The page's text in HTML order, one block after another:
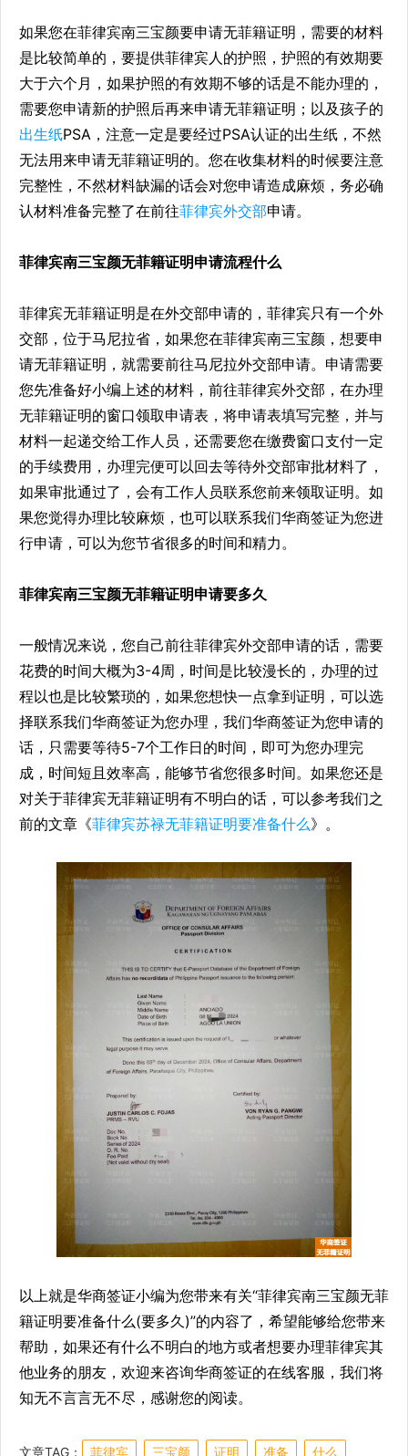
如果您在菲律宾南三宝颜要申请无菲籍证明，需要的材料
是比较简单的，要提供菲律宾人的护照，护照的有效期要
大于六个月，如果护照的有效期不够的话是不能办理的，
需要您申请新的护照后再来申请无菲籍证明；以及孩子的
出生纸PSA，注意一定是要经过PSA认证的出生纸，不然
无法用来申请无菲籍证明的。您在收集材料的时候要注意
完整性，不然材料缺漏的话会对您申请造成麻烦，务必确
认材料准备完整了在前往菲律宾外交部申请。
菲律宾南三宝颜无菲籍证明申请流程什么
菲律宾无菲籍证明是在外交部申请的，菲律宾只有一个外
交部，位于马尼拉省，如果您在菲律宾南三宝颜，想要申
请无菲籍证明，就需要前往马尼拉外交部申请。申请需要
您先准备好小编上述的材料，前往菲律宾外交部，在办理
无菲籍证明的窗口领取申请表，将申请表填写完整，并与
材料一起递交给工作人员，还需要您在缴费窗口支付一定
的手续费用，办理完便可以回去等待外交部审批材料了，
如果审批通过了，会有工作人员联系您前来领取证明。如
果您觉得办理比较麻烦，也可以联系我们华商签证为您进
行申请，可以为您节省很多的时间和精力。
菲律宾南三宝颜无菲籍证明申请要多久
一般情况来说，您自己前往菲律宾外交部申请的话，需要
花费的时间大概为3-4周，时间是比较漫长的，办理的过
程以也是比较繁琐的，如果您想快一点拿到证明，可以选
择联系我们华商签证为您办理，我们华商签证为您申请的
话，只需要等待5-7个工作日的时间，即可为您办理完
成，时间短且效率高，能够节省您很多时间。如果您还是
对关于菲律宾无菲籍证明有不明白的话，可以参考我们之
前的文章《菲律宾苏禄无菲籍证明要准备什么》。
以上就是华商签证小编为您带来有关“菲律宾南三宝颜无菲
籍证明要准备什么(要多久)”的内容了，希望能够给您带来
帮助，如果还有什么不明白的地方或者想要办理菲律宾其
他业务的朋友，欢迎来咨询华商签证的在线客服，我们将
知无不言言无不尽，感谢您的阅读。
文章TAG： 菲律宾 三宝颜 证明 准备 什么